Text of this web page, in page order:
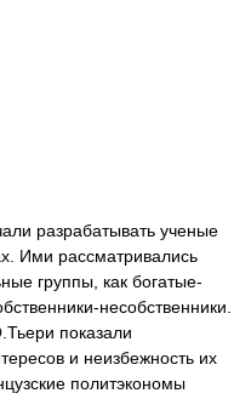
разрабатывать ученые
Ими рассматривались
группы, как богатые-
несобственники.
показали
и неизбежность их
политэкономы